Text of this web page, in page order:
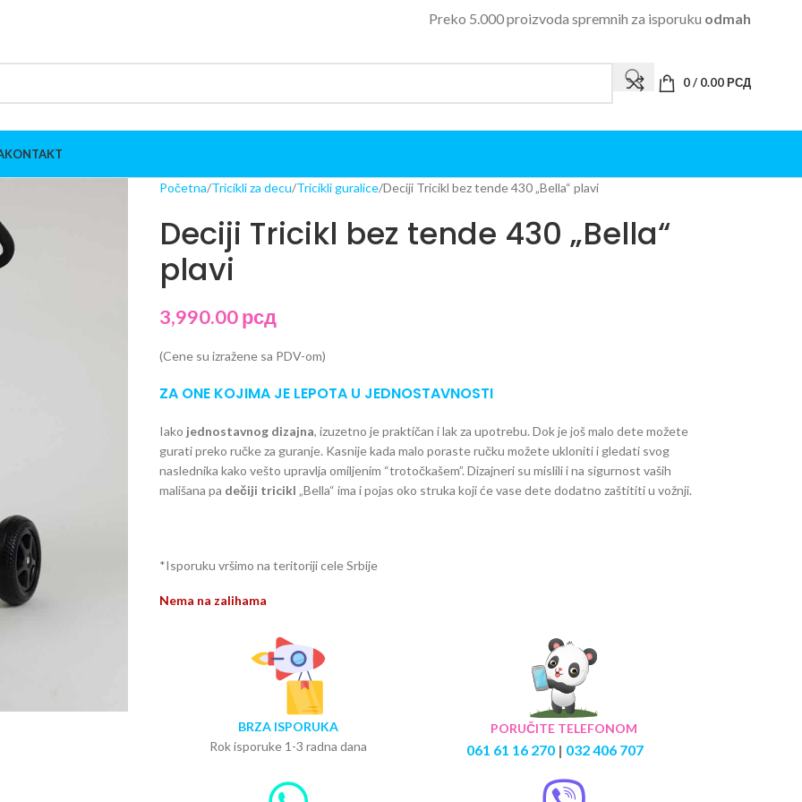
Preko 5.000 proizvoda spremnih za isporuku odmah
0/ 0.00РСД
KONTAKT
Početna Tricikli za decu Tricikli guralice Deciji Tricikl bez tende 430 „Bella“ plavi
Deciji Tricikl bez tende 430 „Bella“
plavi
3,990.00рсд
(Cene su izražene sa PDV-om)
ZA ONE KOJIMA JE LEPOTA U JEDNOSTAVNOSTI
Iako jednostavnog dizajna, izuzetno je praktičan i lak za upotrebu. Dok je još malo dete možete
gurati preko ručke za guranje. Kasnije kada malo poraste ručku možete ukloniti i gledati svog
naslednika kako vešto upravlja omiljenim “trotočkašem”. Dizajneri su mislili i na sigurnost vaših
mališana pa dečiji tricikl „Bella“ ima i pojas oko struka koji će vase dete dodatno zaštititi u vožnji.
*Isporuku vršimo na teritoriji cele Srbije
Nema na zalihama
BRZA ISPORUKA
Rok isporuke 1-3 radna dana
PORUČITE TELEFONOM
061 61 16 270| 032 406 707